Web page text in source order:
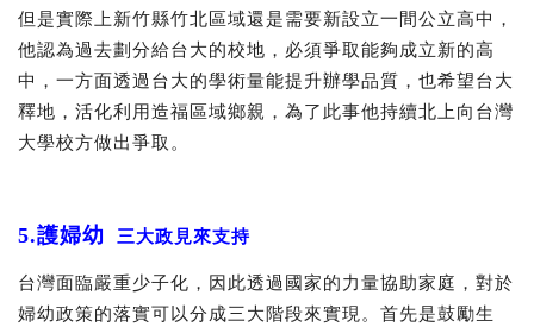
但是實際上新竹縣竹北區域還是需要新設立⼀間公立高中，
他認為過去劃分給台大的校地，必須爭取能夠成立新的高
中，一方面透過台大的學術量能提升辦學品質，也希望台大
釋地，活化利用造福區域鄉親，為了此事他持續北上向台灣
大學校方做出爭取。
5.護婦幼 三大政見來支持
台灣面臨嚴重少子化，因此透過國家的力量協助家庭，對於
婦幼政策的落實可以分成三大階段來實現。首先是鼓勵生